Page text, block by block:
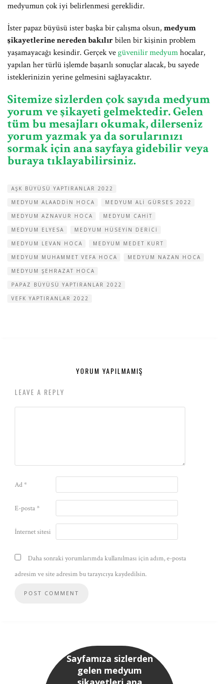
medyumun çok iyi belirlenmesi gereklidir.
İster papaz büyüsü ister başka bir çalışma olsun,medyum
şikayetlerine nereden bakılırbilen bir kişinin problem
yaşamayacağı kesindir. Gerçek vegüvenilir medyumhocalar,
yapılan her türlü işlemde başarılı sonuçlar alacak, bu sayede
isteklerinizin yerine gelmesini sağlayacaktır.
Sitemize sizlerden çok sayıda medyum
yorum ve şikayeti gelmektedir. Gelen
tüm bu mesajları okumak, dilerseniz
yorum yazmak ya da sorularınızı
sormak için ana sayfaya gidebilir veya
buraya tıklayabilirsiniz.
AŞK BÜYÜSÜ YAPTIRANLAR 2022
MEDYUM ALAADDIN HOCA
MEDYUM ALI GÜRSES 2022
MEDYUM AZNAVUR HOCA
MEDYUM CAHIT
MEDYUM ELYESA
MEDYUM HÜSEYIN DERICI
MEDYUM LEVAN HOCA
MEDYUM MEDET KURT
MEDYUM MUHAMMET VEFA HOCA
MEDYUM NAZAN HOCA
MEDYUM ŞEHRAZAT HOCA
PAPAZ BÜYÜSÜ YAPTIRANLAR 2022
VEFK YAPTIRANLAR 2022
YORUM YAPILMAMIŞ
LEAVE A REPLY
Ad*
E-posta*
İnternet sitesi
Daha sonraki yorumlarımda kullanılması için adım, e-posta
adresim ve site adresim bu tarayıcıya kaydedilsin.
Sayfamıza sizlerden
gelen medyum